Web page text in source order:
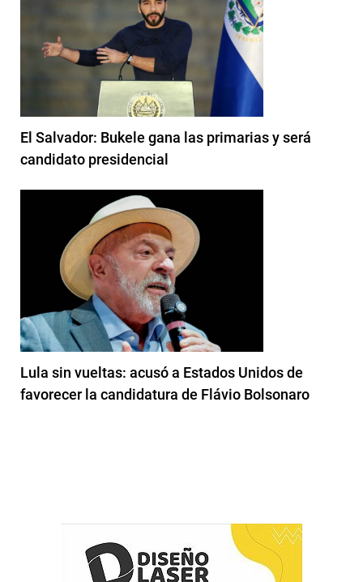
El Salvador: Bukele gana las primarias y será
candidato presidencial
Lula sin vueltas: acusó a Estados Unidos de
favorecer la candidatura de Flávio Bolsonaro